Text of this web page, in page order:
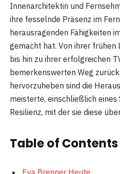
Innenarchitektin und
ihre fesselnde Präsenz im
herausragenden Fähigkeiten
gemacht hat. Von ihrer frühen
bis hin zu ihrer erfolgreichen
bemerkenswerten Weg
hervorzuheben sind die
meisterte, einschließlich
Resilienz, mit der sie diese
Table of Contents